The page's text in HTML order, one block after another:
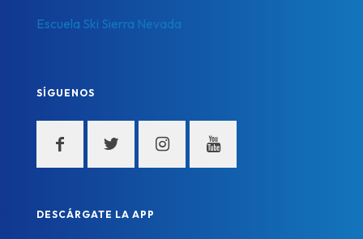
Escuela Ski Sierra Nevada
SÍGUENOS
DESCÁRGATE LA APP